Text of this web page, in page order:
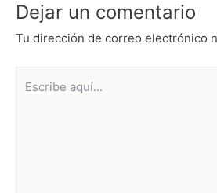
Dejar un comentario
Tu dirección de correo electrónico